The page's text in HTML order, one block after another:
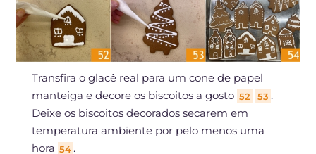
Transfira o glacê real para um cone de papel
manteiga e decore os biscoitos a gosto 52 53 .
Deixe os biscoitos decorados secarem em
temperatura ambiente por pelo menos uma
hora 54 .